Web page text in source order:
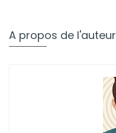
A propos de l'auteur